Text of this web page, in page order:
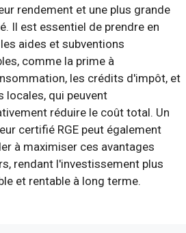
rendement et une plus grande
Il est essentiel de prendre en
aides et subventions
comme la prime à
les crédits d'impôt, et
locales, qui peuvent
réduire le coût total. Un
certifié RGE peut également
à maximiser ces avantages
rendant l'investissement plus
et rentable à long terme.